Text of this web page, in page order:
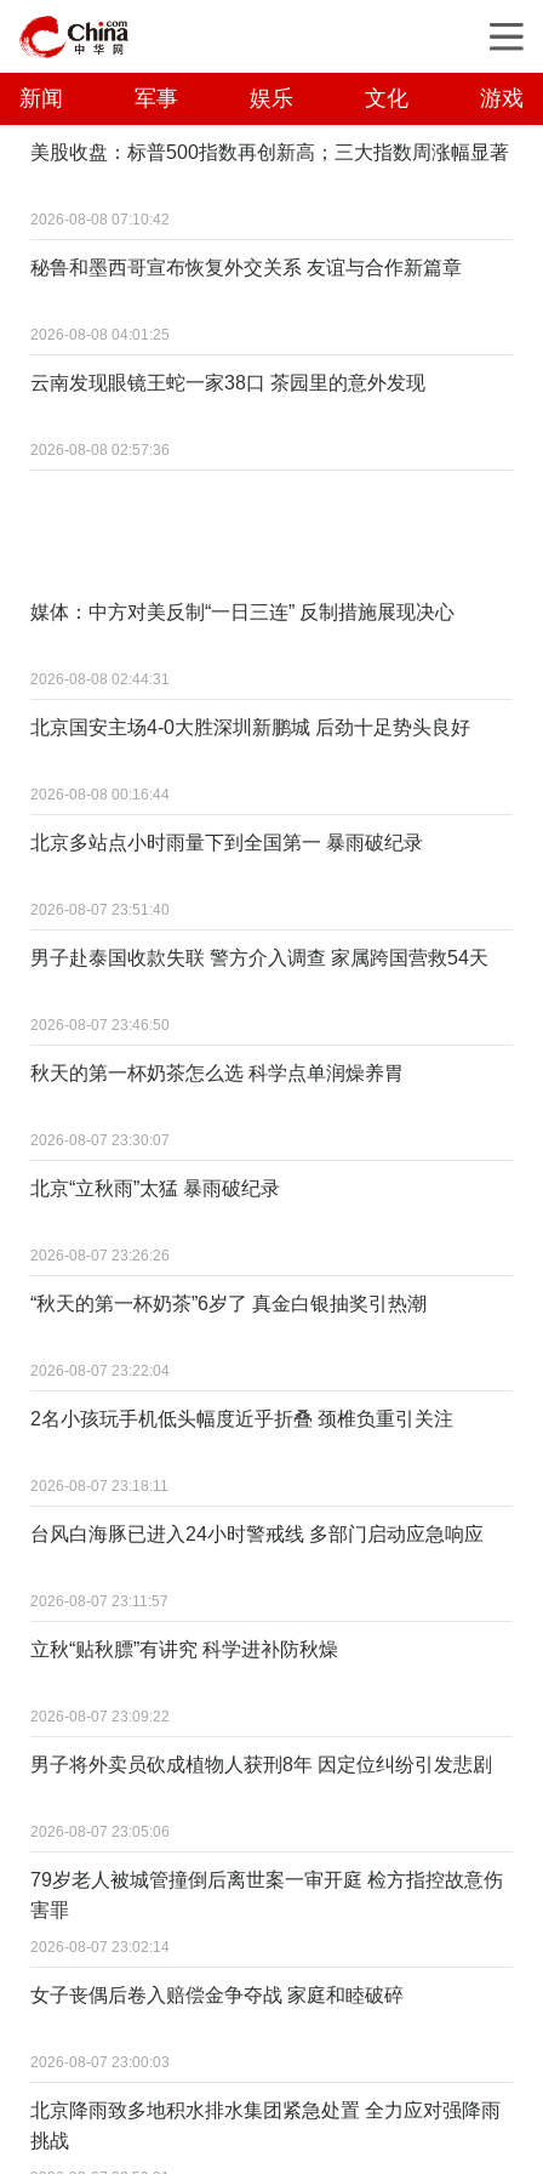
新闻 军事 娱乐 文化 游戏
美股收盘：标普500指数再创新高；三大指数周涨幅显著
2026-08-08 07:10:42
秘鲁和墨西哥宣布恢复外交关系 友谊与合作新篇章
2026-08-08 04:01:25
云南发现眼镜王蛇一家38口 茶园里的意外发现
2026-08-08 02:57:36
媒体：中方对美反制“一日三连” 反制措施展现决心
2026-08-08 02:44:31
北京国安主场4-0大胜深圳新鹏城 后劲十足势头良好
2026-08-08 00:16:44
北京多站点小时雨量下到全国第一 暴雨破纪录
2026-08-07 23:51:40
男子赴泰国收款失联 警方介入调查 家属跨国营救54天
2026-08-07 23:46:50
秋天的第一杯奶茶怎么选 科学点单润燥养胃
2026-08-07 23:30:07
北京“立秋雨”太猛 暴雨破纪录
2026-08-07 23:26:26
“秋天的第一杯奶茶”6岁了 真金白银抽奖引热潮
2026-08-07 23:22:04
2名小孩玩手机低头幅度近乎折叠 颈椎负重引关注
2026-08-07 23:18:11
台风白海豚已进入24小时警戒线 多部门启动应急响应
2026-08-07 23:11:57
立秋“贴秋膘”有讲究 科学进补防秋燥
2026-08-07 23:09:22
男子将外卖员砍成植物人获刑8年 因定位纠纷引发悲剧
2026-08-07 23:05:06
79岁老人被城管撞倒后离世案一审开庭 检方指控故意伤
害罪
2026-08-07 23:02:14
女子丧偶后卷入赔偿金争夺战 家庭和睦破碎
2026-08-07 23:00:03
北京降雨致多地积水排水集团紧急处置 全力应对强降雨
挑战